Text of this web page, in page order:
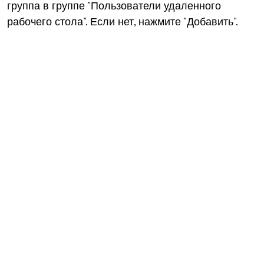
группа в группе "Пользователи удаленного
рабочего стола". Если нет, нажмите "Добавить".